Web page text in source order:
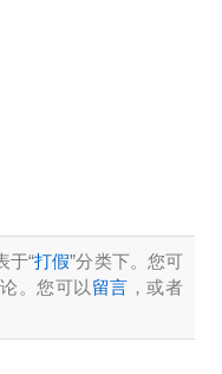
于“打假”分类下。您可
。您可以 留言 ，或者